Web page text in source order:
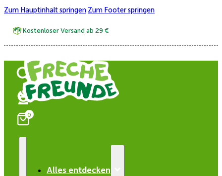
Zum Hauptinhalt springen Zum Footer springen
Kostenloser Versand ab 29 €
0
Alles entdecken